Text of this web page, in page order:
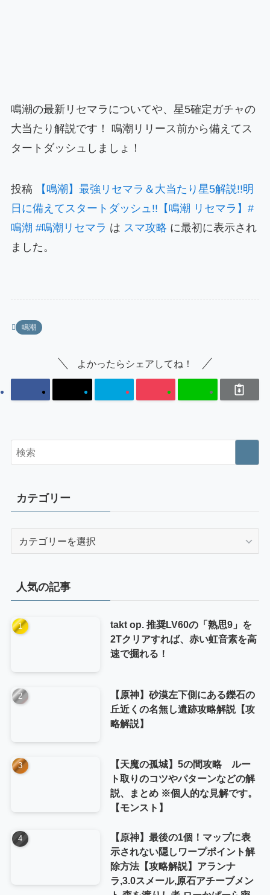
鳴潮の最新リセマラについてや、星5確定ガチャの
大当たり解説です！ 鳴潮リリース前から備えてス
タートダッシュしましょ！
投稿
【鳴潮】最強リセマラ＆大当たり星5解説!!明
日に備えてスタートダッシュ!!【鳴潮 リセマラ】#
鳴潮 #鳴潮リセマラ は スマ攻略 に最初に表示され
ました。
鳴潮
よかったらシェアしてね！
カテゴリー
ー
人気の記事
takt op. 推奨LV60の「熟思9」を
2Tクリアすれば、赤い虹音素を高
速で掘れる！
【原神】砂漠左下側にある鑠石の
丘近くの名無し遺跡攻略解説【攻
略解説】
【天魔の孤城】5の間攻略 ルー
ト取りのコツやパターンなどの解
説、まとめ ※個人的な見解です。
【モンスト】
【原神】最後の1個！マップに表
示されない隠しワープポイント解
除方法【攻略解説】アランナ
ラ,3.0スメール,原石アチーブメン